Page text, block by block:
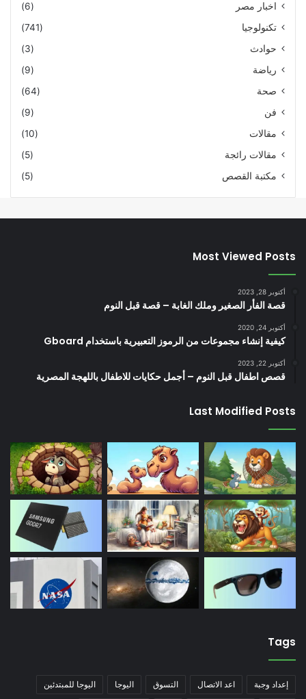
اخبار مصر
(6)
تكنولوجيا
(741)
حوادث
(3)
رياضة
(9)
صحة
(64)
فن
(9)
مقالات
(10)
مقالات رائجة
(5)
مكتبة القصص
(5)
Most Viewed Posts
أكتوبر 28, 2023
قصة الفأر الصغير وملك الغابة – قصة قبل النوم
أكتوبر 24, 2020
كيفية إنشاء مجموعات من الرموز التعبيرية باستخدام Gboard
أكتوبر 22, 2023
قصص اطفال قبل النوم – أجمل حكايات للاطفال باللهجة المصرية
Last Modified Posts
Tags
إعداد وجبة اعد الاتصال التسوق اليوجا اليوجا للمبتدئين